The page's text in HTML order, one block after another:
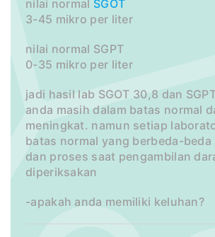
nilai normal SGOT
3-45 mikro per liter
nilai normal SGPT
0-35 mikro per liter
jadi hasil lab SGOT 30,8 dan
anda masih dalam batas normal
meningkat. namun setiap
batas normal yang berbeda-
dan proses saat pengambilan
diperiksakan
-apakah anda memiliki keluhan?